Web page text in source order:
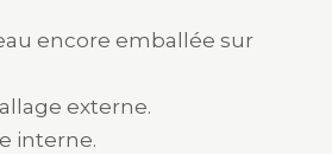
encore emballée sur
externe.
interne.